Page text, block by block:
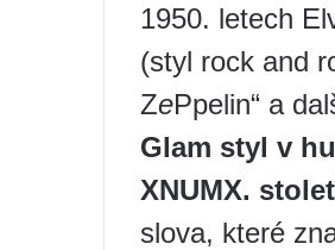
1950. letech
(styl rock and
ZеPpelin“ a
Glam styl v
XNUMX.
slova, které